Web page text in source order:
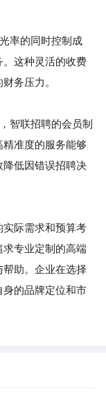
率的同时控制成
这种灵活的收费
务压力。
联招聘的会员制
准度的服务能够
低因错误招聘决
际需求和预算考
专业定制的高端
助。企业在选择
的品牌定位和市